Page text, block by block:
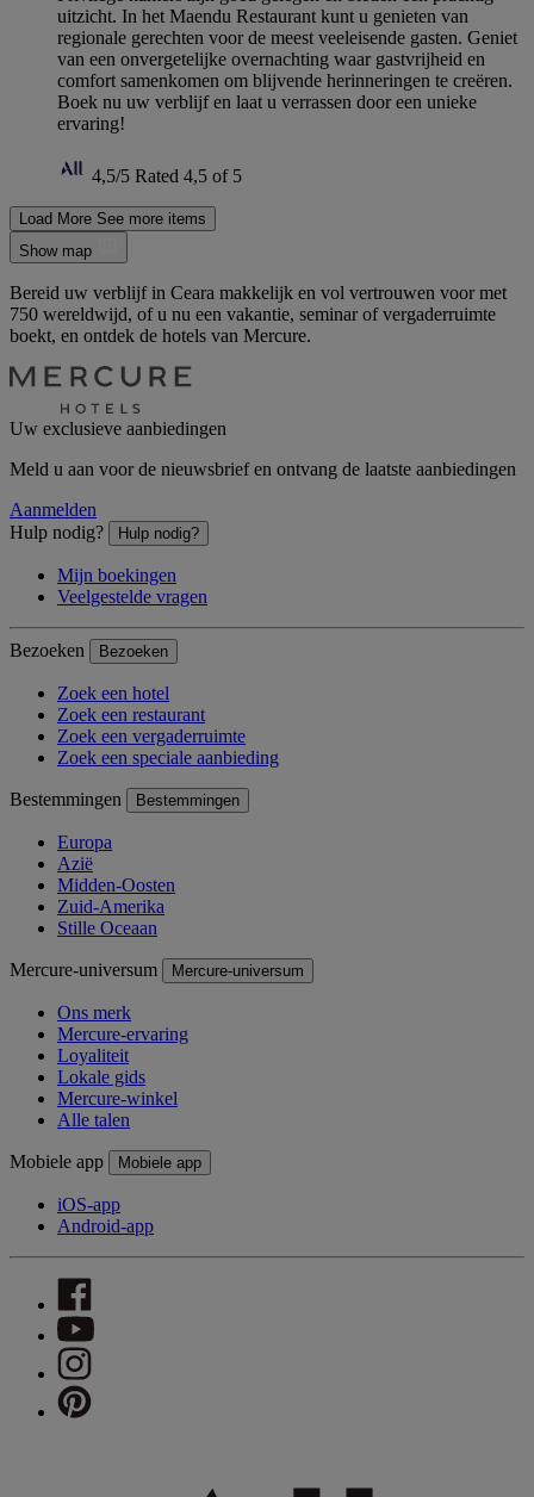
uitzicht. In het Maendu Restaurant kunt u genieten van
regionale gerechten voor de meest veeleisende gasten. Geniet
van een onvergetelijke overnachting waar gastvrijheid en
comfort samenkomen om blijvende herinneringen te creëren.
Boek nu uw verblijf en laat u verrassen door een unieke
ervaring!
4,5/5 Rated 4,5 of 5
Load More See more items
Show map
Bereid uw verblijf in Ceara makkelijk en vol vertrouwen voor met
750 wereldwijd, of u nu een vakantie, seminar of vergaderruimte
boekt, en ontdek de hotels van Mercure.
Uw exclusieve aanbiedingen
Meld u aan voor de nieuwsbrief en ontvang de laatste aanbiedingen
Aanmelden
Hulp nodig?
Hulp nodig?
Mijn boekingen
Veelgestelde vragen
Bezoeken Bezoeken
Zoek een hotel
Zoek een restaurant
Zoek een vergaderruimte
Zoek een speciale aanbieding
Bestemmingen Bestemmingen
Europa
Azië
Midden-Oosten
Zuid-Amerika
Stille Oceaan
Mercure-universum Mercure-universum
Ons merk
Mercure-ervaring
Loyaliteit
Lokale gids
Mercure-winkel
Alle talen
Mobiele app Mobiele app
iOS-app
Android-app